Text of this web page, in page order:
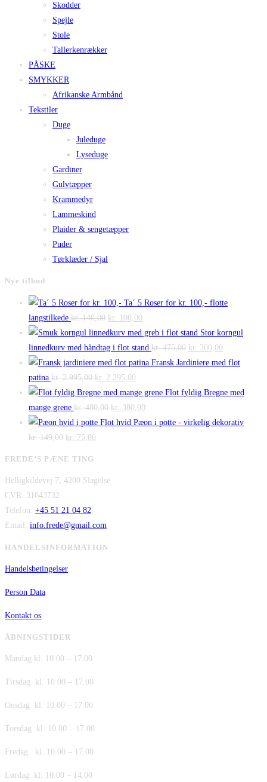
Skodder
Spejle
Stole
Tallerkenrækker
PÅSKE
SMYKKER
Afrikanske Armbånd
Tekstiler
Duge
Juleduge
Lyseduge
Gardiner
Gulvtæpper
Krammedyr
Lammeskind
Plaider & sengetæpper
Puder
Tørklæder / Sjal
Nye tilbud
Ta´ 5 Roser for kr. 100,- flotte
langstilkede kr.140,00 Den
oprindelige
pris
var:
kr. 140,00.
kr. 100,00
aktuelle
pris
er:
Stor korngul
linnedkurv med håndtag i flot stand kr.475,00 Den
oprindelige
var:
kr. 300,00
aktuelle
er:
Fransk Jardiniere med flot
patina kr.2.995,00 Den
oprindelige
pris
var:
kr. 2.995,00.
kr. 2.295,00
aktuelle
pris
er:
Flot fyldig Bregne med
mange grene kr.480,00 Den
oprindelige
kr. 380,00
aktuelle
Flot hvid Pæon i potte - virkelig dekorativ
kr.149,00 Den
var:
kr. 75,00
er:
FREDE’S PÆNE TING
Helligkildevej 7, 4200 Slagelse
CVR: 31643732
Telefon: +45 51 21 04 82
Email: info.frede@gmail.com
HANDELSINFORMATION
Handelsbetingelser
Person Data
Kontakt os
ÅBNINGSTIDER
Mandag kl. 10.00 – 17.00
Tirsdag kl. 10.00 – 17.00
Onsdag kl. 10.00 – 17.00
Torsdag kl. 10.00 – 17.00
Fredag kl. 10.00 – 17.00
Lørdag kl. 10.00 – 14.00